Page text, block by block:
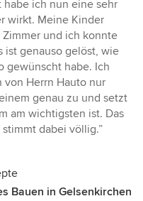
habe ich nun eine sehr
wirkt. Meine Kinder
und ich konnte
ist genauso gelöst, wie
gewünscht habe. Ich
Herrn Hauto nur
genau zu und setzt
am wichtigsten ist. Das
dabei völlig.”
Bauen in Gelsenkirchen